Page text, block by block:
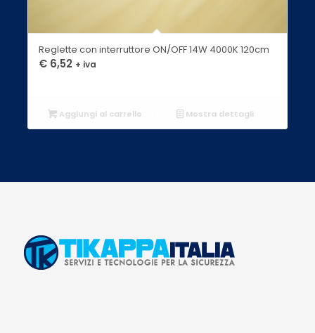
Reglette con interruttore ON/OFF 14W 4000K 120cm
€6,52 + iva
Aggiungi al carrello Mostra dettagli